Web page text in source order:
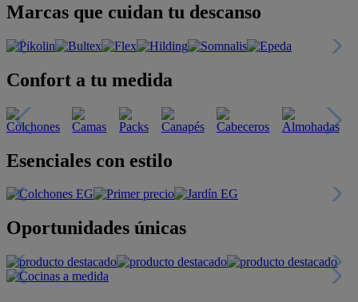
Marcas que cuidan tu descanso
Confort a tu medida
Esenciales con estilo
Oportunidades únicas